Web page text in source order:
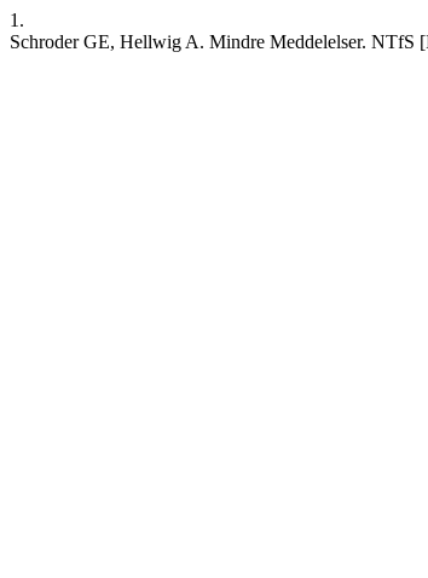
1.
Schroder GE, Hellwig A. Mindre Meddelelser. NTfS